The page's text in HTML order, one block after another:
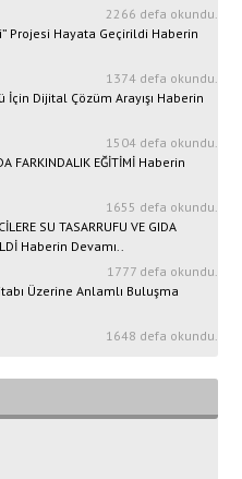
2266 defa okundu.
Projesi Hayata Geçirildi Haberin
1374 defa okundu.
İçin Dijital Çözüm Arayışı Haberin
1504 defa okundu.
FARKINDALIK EĞİTİMİ Haberin
1655 defa okundu.
SU TASARRUFU VE GIDA
Haberin Devamı..
1777 defa okundu.
Üzerine Anlamlı Buluşma
1648 defa okundu.